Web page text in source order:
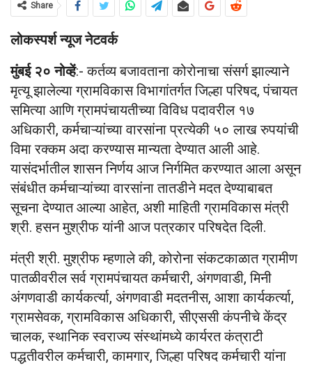
Share
लोकस्पर्श न्यूज नेटवर्क
मुंबई २० नोव्हें:- कर्तव्य बजावताना कोरोनाचा संसर्ग झाल्याने
मृत्यू झालेल्या ग्रामविकास विभागांतर्गत जिल्हा परिषद, पंचायत
समित्या आणि ग्रामपंचायतीच्या विविध पदावरील १७
अधिकारी, कर्मचाऱ्यांच्या वारसांना प्रत्येकी ५० लाख रुपयांची
विमा रक्कम अदा करण्यास मान्यता देण्यात आली आहे.
यासंदर्भातील शासन निर्णय आज निर्गमित करण्यात आला असून
संबंधीत कर्मचाऱ्यांच्या वारसांना तातडीने मदत देण्याबाबत
सूचना देण्यात आल्या आहेत, अशी माहिती ग्रामविकास मंत्री
श्री. हसन मुश्रीफ यांनी आज पत्रकार परिषदेत दिली.
मंत्री श्री. मुश्रीफ म्हणाले की, कोरोना संकटकाळात ग्रामीण
पातळीवरील सर्व ग्रामपंचायत कर्मचारी, अंगणवाडी, मिनी
अंगणवाडी कार्यकर्त्या, अंगणवाडी मदतनीस, आशा कार्यकर्त्या,
ग्रामसेवक, ग्रामविकास अधिकारी, सीएससी कंपनीचे केंद्र
चालक, स्थानिक स्वराज्य संस्थांमध्ये कार्यरत कंत्राटी
पद्धतीवरील कर्मचारी, कामगार, जिल्हा परिषद कर्मचारी यांना